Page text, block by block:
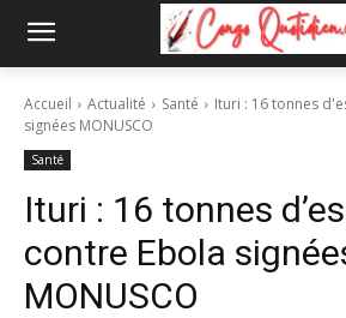
Accueil Actualité Santé
Ituri : 16 tonnes
signées MONUSCO
Santé
Ituri : 16 tonnes
contre Ebola
MONUSCO